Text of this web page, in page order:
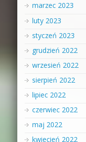
marzec 2023
luty 2023
styczeń 2023
grudzień 2022
wrzesień 2022
sierpień 2022
lipiec 2022
czerwiec 2022
maj 2022
kwiecień 2022